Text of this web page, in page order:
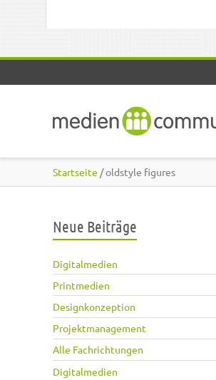
Startseite / oldstyle figures
Neue Beiträge
Digitalmedien
Printmedien
Designkonzeption
Projektmanagement
Alle Fachrichtungen
Digitalmedien